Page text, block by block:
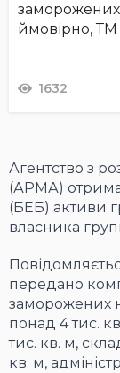
заморожених
ймовірно, ТМ
1632
Агентство з
(АРМА)
(БЕБ) активи
власника
передано
заморожених
понад 4 тис.
тис. кв. м,
кв. м,